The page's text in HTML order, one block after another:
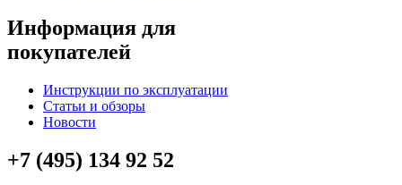
Информация для
покупателей
Инструкции по эксплуатации
Статьи и обзоры
Новости
+7 (495) 134 92 52